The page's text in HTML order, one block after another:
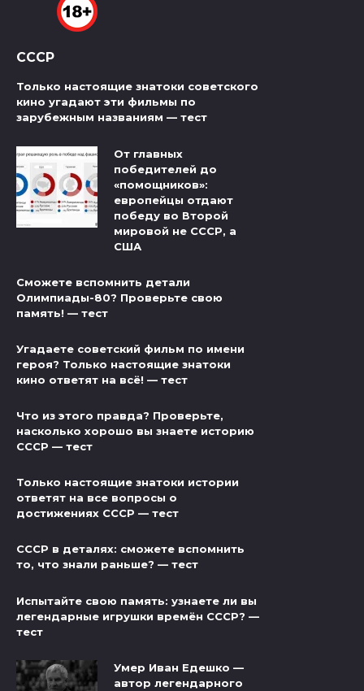
СССР
Только настоящие знатоки советского
кино угадают эти фильмы по
зарубежным названиям — тест
От главных
победителей до
«помощников»:
европейцы отдают
победу во Второй
мировой не СССР, а
США
Сможете вспомнить детали
Олимпиады-80? Проверьте свою
память! — тест
Угадаете советский фильм по имени
героя? Только настоящие знатоки
кино ответят на всё! — тест
Что из этого правда? Проверьте,
насколько хорошо вы знаете историю
СССР — тест
Только настоящие знатоки истории
ответят на все вопросы о
достижениях СССР — тест
СССР в деталях: сможете вспомнить
то, что знали раньше? — тест
Испытайте свою память: узнаете ли вы
легендарные игрушки времён СССР? —
тест
Умер Иван Едешко —
автор легендарного